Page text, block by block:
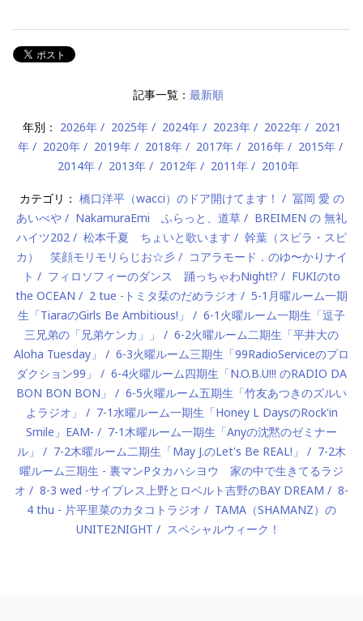
記事一覧： 最新順
年別： 2026年 2025年 2024年 2023年 2022年
2021
年
2020年 2019年 2018年 2017年 2016年
2015年
2014年
2013年 2012年 2011年 2010年
カテゴリ： 橋口洋平（wacci）のドア開けてます！
冨岡 愛 の
あいべや
NakamuraEmi ふらっと、道草
BREIMEN の 無礼
ハイツ202
松本千夏 ちょいと歌います
幹葉（スピラ・スピ
カ） 笑顔モリモリらじお☆彡
コアラモード．のゆ〜かりナイ
ト
フィロソフィーのダンス 踊っちゃわNight!?
FUKIのto
the OCEAN
2 tue -トミタ栞のだめラジオ
5-1月曜ルーム一期
生「TiaraのGirls Be Ambitious!」
6-1火曜ルーム一期生「逗子
三兄弟の「兄弟ケンカ」」
6-2火曜ルーム二期生「平井大の
Aloha Tuesday」
6-3火曜ルーム三期生「99RadioServiceのプロ
ダクション99」
6-4火曜ルーム四期生「N.O.B.U!!! のRADIO DA
BON BON BON」
6-5火曜ルーム五期生「竹友あつきのズルい
よラジオ」
7-1水曜ルーム一期生「Honey L DaysのRock'in
Smile」EAM-
7-1木曜ルーム一期生「Anyの沈黙のゼミナー
ル」
7-2木曜ルーム二期生「May J.のLet's Be REAL!」
7-2木
曜ルーム三期生 - 裏マンPタカハシヨウ 家の中で生きてるラジ
オ
8-3 wed -サイプレス上野とロベルト吉野のBAY DREAM
8-
4 thu - 片平里菜のカタコトラジオ
TAMA（SHAMANZ）の
UNITE2NIGHT
スペシャルウィーク！